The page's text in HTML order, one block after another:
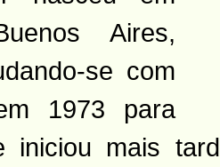
Aires,
se com
1973 para
iniciou mais